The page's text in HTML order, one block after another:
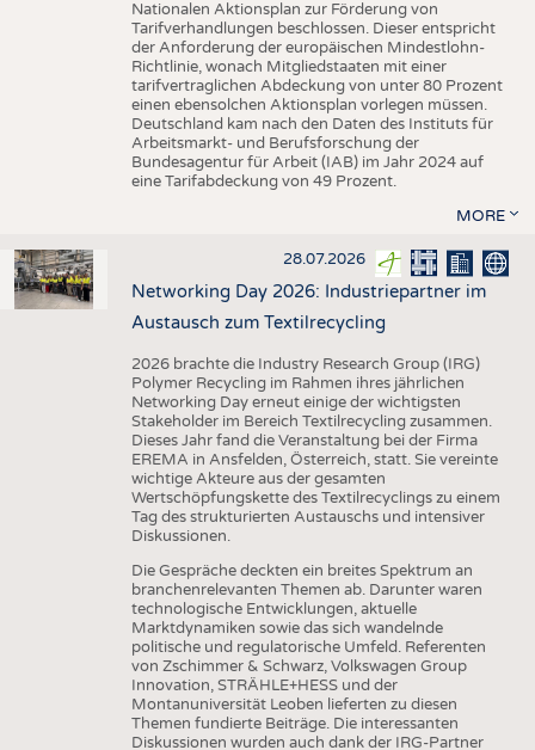
Nationalen Aktionsplan zur Förderung von
Tarifverhandlungen beschlossen. Dieser entspricht
der Anforderung der europäischen Mindestlohn-
Richtlinie, wonach Mitgliedstaaten mit einer
tarifvertraglichen Abdeckung von unter 80 Prozent
einen ebensolchen Aktionsplan vorlegen müssen.
Deutschland kam nach den Daten des Instituts für
Arbeitsmarkt- und Berufsforschung der
Bundesagentur für Arbeit (IAB) im Jahr 2024 auf
eine Tarifabdeckung von 49 Prozent.
MORE
28.07.2026
Networking Day 2026: Industriepartner im
Austausch zum Textilrecycling
2026 brachte die Industry Research Group (IRG)
Polymer Recycling im Rahmen ihres jährlichen
Networking Day erneut einige der wichtigsten
Stakeholder im Bereich Textilrecycling zusammen.
Dieses Jahr fand die Veranstaltung bei der Firma
EREMA in Ansfelden, Österreich, statt. Sie vereinte
wichtige Akteure aus der gesamten
Wertschöpfungskette des Textilrecyclings zu einem
Tag des strukturierten Austauschs und intensiver
Diskussionen.
Die Gespräche deckten ein breites Spektrum an
branchenrelevanten Themen ab. Darunter waren
technologische Entwicklungen, aktuelle
Marktdynamiken sowie das sich wandelnde
politische und regulatorische Umfeld. Referenten
von Zschimmer & Schwarz, Volkswagen Group
Innovation, STRÄHLE+HESS und der
Montanuniversität Leoben lieferten zu diesen
Themen fundierte Beiträge. Die interessanten
Diskussionen wurden auch dank der IRG-Partner